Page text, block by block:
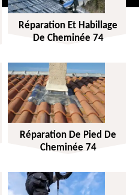
Réparation Et Habillage
De Cheminée 74
Réparation De Pied De
Cheminée 74